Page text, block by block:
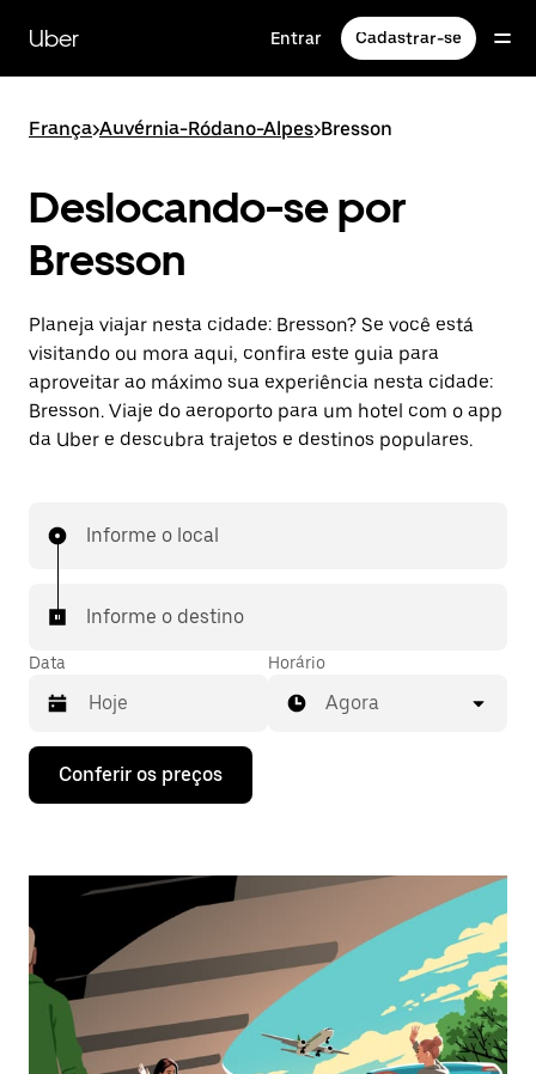
para
conteúdo
Uber Entrar Cadastrar-se
França>Auvérnia-Ródano-Alpes>Bresson
Deslocando-se por
Bresson
Planeja viajar nesta cidade: Bresson? Se você está
visitando ou mora aqui, confira este guia para
aproveitar ao máximo sua experiência nesta cidade:
Bresson. Viaje do aeroporto para um hotel com o app
da Uber e descubra trajetos e destinos populares.
Informe o local
Informe o destino
Data
Pressione
seta
interagir
o
calendário
e
selecionar
uma
data.
Pressione
Horário
Agora
Conferir os preços